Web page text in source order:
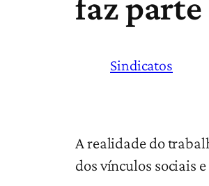
Sindicatos
A realidade do
dos vínculos sociais